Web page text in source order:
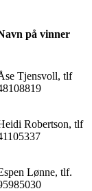
på vinner
Tjensvoll, tlf
Robertson, tlf
Lønne, tlf.